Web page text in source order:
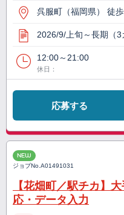
呉服町（福岡県） 徒
2026/9/上旬～長期（3
12:00～21:00
休日：
応募する
NEW
ジョブNo.A01491031
【花畑町／駅チカ】
応・データ入力